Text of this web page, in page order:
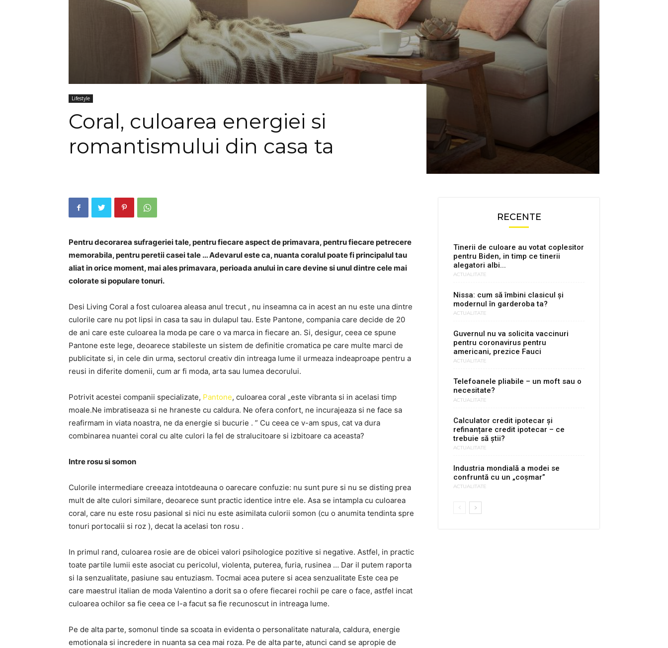
Lifestyle
Coral, culoarea energiei si
romantismului din casa ta
Pentru decorarea sufrageriei tale, pentru fiecare aspect de primavara, pentru fiecare petrecere
memorabila, pentru peretii casei tale … Adevarul este ca, nuanta coralul poate fi principalul tau
aliat in orice moment, mai ales primavara, perioada anului in care devine si unul dintre cele mai
colorate si populare tonuri.
Desi Living Coral a fost culoarea aleasa anul trecut , nu inseamna ca in acest an nu este una dintre
culorile care nu pot lipsi in casa ta sau in dulapul tau. Este Pantone, compania care decide de 20
de ani care este culoarea la moda pe care o va marca in fiecare an. Si, desigur, ceea ce spune
Pantone este lege, deoarece stabileste un sistem de definitie cromatica pe care multe marci de
publicitate si, in cele din urma, sectorul creativ din intreaga lume il urmeaza indeaproape pentru a
reusi in diferite domenii, cum ar fi moda, arta sau lumea decorului.
Potrivit acestei companii specializate, Pantone, culoarea coral „este vibranta si in acelasi timp
moale.Ne imbratiseaza si ne hraneste cu caldura. Ne ofera confort, ne incurajeaza si ne face sa
reafirmam in viata noastra, ne da energie si bucurie . ” Cu ceea ce v-am spus, cat va dura
combinarea nuantei coral cu alte culori la fel de stralucitoare si izbitoare ca aceasta?
Intre rosu si somon
Culorile intermediare creeaza intotdeauna o oarecare confuzie: nu sunt pure si nu se disting prea
mult de alte culori similare, deoarece sunt practic identice intre ele. Asa se intampla cu culoarea
coral, care nu este rosu pasional si nici nu este asimilata culorii somon (cu o anumita tendinta spre
tonuri portocalii si roz ), decat la acelasi ton rosu .
In primul rand, culoarea rosie are de obicei valori psihologice pozitive si negative. Astfel, in practic
toate partile lumii este asociat cu pericolul, violenta, puterea, furia, rusinea … Dar il putem raporta
si la senzualitate, pasiune sau entuziasm. Tocmai acea putere si acea senzualitate Este cea pe
care maestrul italian de moda Valentino a dorit sa o ofere fiecarei rochii pe care o face, astfel incat
culoarea ochilor sa fie ceea ce l-a facut sa fie recunoscut in intreaga lume.
Pe de alta parte, somonul tinde sa scoata in evidenta o personalitate naturala, caldura, energie
emotionala si incredere in nuanta sa cea mai roza. Pe de alta parte, atunci cand se apropie de
RECENTE
Tinerii de culoare au votat coplesitor
pentru Biden, in timp ce tinerii
alegatori albi...
ACTUALITATE
Nissa: cum să îmbini clasicul și
modernul în garderoba ta?
ACTUALITATE
Guvernul nu va solicita vaccinuri
pentru coronavirus pentru
americani, prezice Fauci
ACTUALITATE
Telefoanele pliabile – un moft sau o
necesitate?
ACTUALITATE
Calculator credit ipotecar și
refinanțare credit ipotecar – ce
trebuie să știi?
ACTUALITATE
Industria mondială a modei se
confruntă cu un „coșmar”
ACTUALITATE